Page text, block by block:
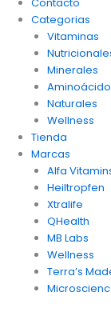
Categorias
Vitaminas
Minerales
Naturales
Wellness
Tienda
Marcas
Alfa
Heiltropfen
Xtralife
QHealth
MB Labs
Wellness
Terra’s